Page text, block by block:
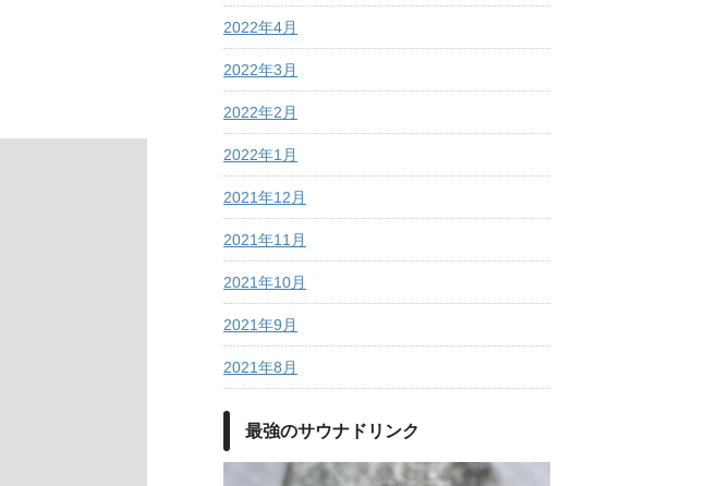
2022年4月
2022年3月
2022年2月
2022年1月
2021年12月
2021年11月
2021年10月
2021年9月
2021年8月
最強のサウナドリンク